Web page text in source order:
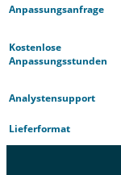
Anpassungsanfrage
Kostenlose
Anpassungsstunden
Analystensupport
Lieferformat